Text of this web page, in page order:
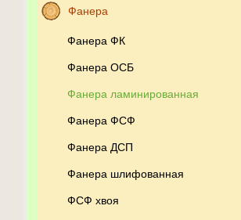
Фанера
Фанера ФК
Фанера ОСБ
Фанера ламинированная
Фанера ФСФ
Фанера ДСП
Фанера шлифованная
ФСФ хвоя